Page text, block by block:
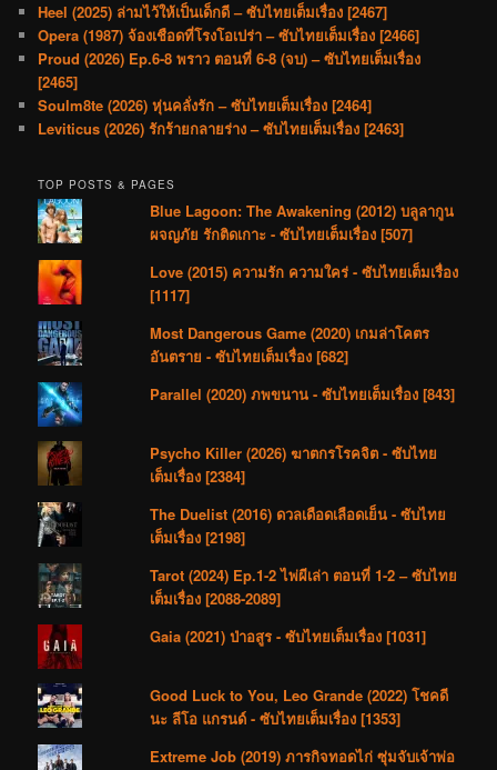
Heel (2025) ล่ามไว้ให้เป็นเด็กดี – ซับไทยเต็มเรื่อง [2467]
Opera (1987) จ้องเชือดที่โรงโอเปร่า – ซับไทยเต็มเรื่อง [2466]
Proud (2026) Ep.6-8 พราว ตอนที่ 6-8 (จบ) – ซับไทยเต็มเรื่อง
[2465]
Soulm8te (2026) หุ่นคลั่งรัก – ซับไทยเต็มเรื่อง [2464]
Leviticus (2026) รักร้ายกลายร่าง – ซับไทยเต็มเรื่อง [2463]
TOP POSTS & PAGES
Blue Lagoon: The Awakening (2012) บลูลากูน
ผจญภัย รักติดเกาะ - ซับไทยเต็มเรื่อง [507]
Love (2015) ความรัก ความใคร่ - ซับไทยเต็มเรื่อง
[1117]
Most Dangerous Game (2020) เกมล่าโคตร
อันตราย - ซับไทยเต็มเรื่อง [682]
Parallel (2020) ภพขนาน - ซับไทยเต็มเรื่อง [843]
Psycho Killer (2026) ฆาตกรโรคจิต - ซับไทย
เต็มเรื่อง [2384]
The Duelist (2016) ดวลเดือดเลือดเย็น - ซับไทย
เต็มเรื่อง [2198]
Tarot (2024) Ep.1-2 ไพ่ผีเล่า ตอนที่ 1-2 – ซับไทย
เต็มเรื่อง [2088-2089]
Gaia (2021) ป่าอสูร - ซับไทยเต็มเรื่อง [1031]
Good Luck to You, Leo Grande (2022) โชคดี
นะ ลีโอ แกรนด์ - ซับไทยเต็มเรื่อง [1353]
Extreme Job (2019) ภารกิจทอดไก่ ซุ่มจับเจ้าพ่อ